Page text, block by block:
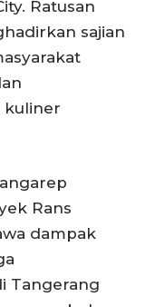
Ratusan
sajian
kuliner
Rans
dampak
Tangerang